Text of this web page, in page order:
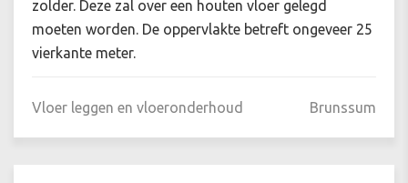
zolder. Deze zal over een houten vloer gelegd
moeten worden. De oppervlakte betreft ongeveer 25
vierkante meter.
Vloer leggen en vloeronderhoud Brunssum